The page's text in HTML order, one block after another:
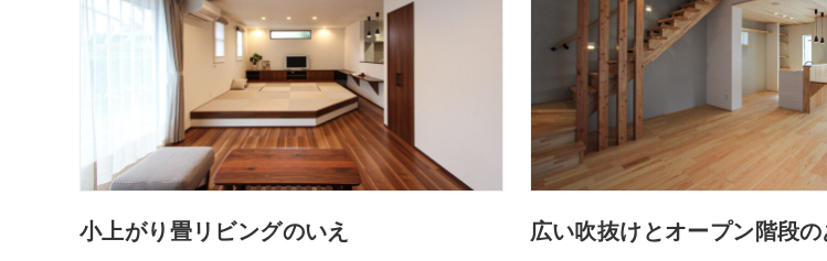
小上がり畳リビングのいえ 広い吹抜けとオープン階段